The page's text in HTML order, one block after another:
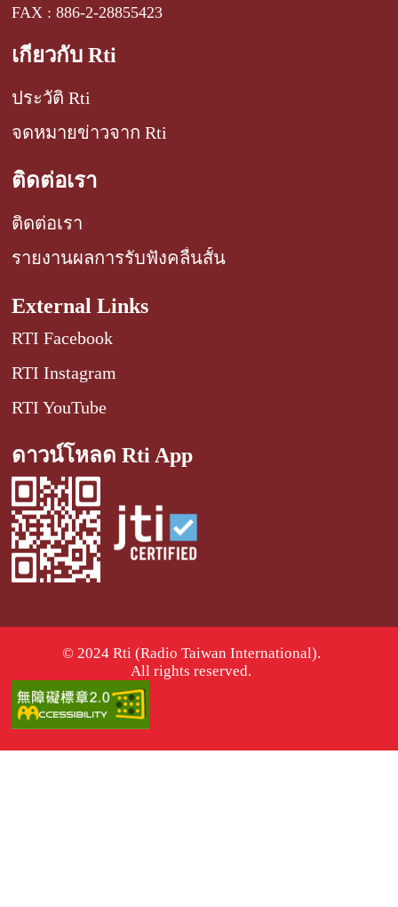
FAX : 886-2-28855423
เกี่ยวกับ Rti
ประวัติ Rti
จดหมายข่าวจาก Rti
ติดต่อเรา
ติดต่อเรา
รายงานผลการรับฟังคลื่นสั้น
External Links
RTI Facebook
RTI Instagram
RTI YouTube
ดาวน์โหลด Rti App
© 2024 Rti (Radio Taiwan International).
All rights reserved.